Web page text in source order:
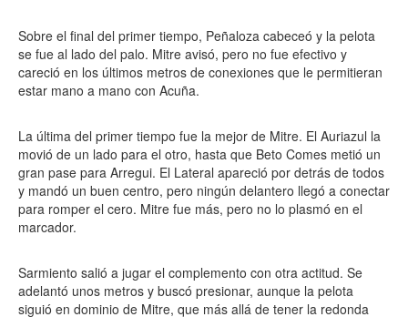
Sobre el final del primer tiempo, Peñaloza cabeceó y la pelota
se fue al lado del palo. Mitre avisó, pero no fue efectivo y
careció en los últimos metros de conexiones que le permitieran
estar mano a mano con Acuña.
La última del primer tiempo fue la mejor de Mitre. El Auriazul la
movió de un lado para el otro, hasta que Beto Comes metió un
gran pase para Arregui. El Lateral apareció por detrás de todos
y mandó un buen centro, pero ningún delantero llegó a conectar
para romper el cero. Mitre fue más, pero no lo plasmó en el
marcador.
Sarmiento salió a jugar el complemento con otra actitud. Se
adelantó unos metros y buscó presionar, aunque la pelota
siguió en dominio de Mitre, que más allá de tener la redonda